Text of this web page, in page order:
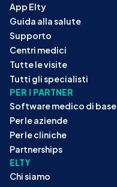
App Elty
Guida alla salute
Supporto
Centri medici
Tutte le visite
Tutti gli specialisti
PER I PARTNER
Software medico di base
Per le aziende
Per le cliniche
Partnerships
ELTY
Chi siamo